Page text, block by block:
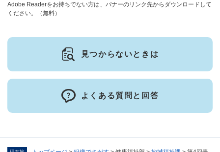
Adobe Readerをお持ちでない方は、バナーのリンク先からダウンロードして
ください。（無料）
見つからないときは
よくある質問と回答